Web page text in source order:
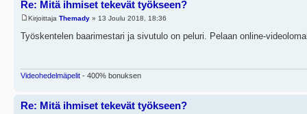
Re: Mitä ihmiset tekevät työkseen?
Kirjoittaja Themady » 13 Joulu 2018, 18:36
Työskentelen baarimestari ja sivutulo on peluri. Pelaan online-
Videohedelmäpelit - 400% bonuksen
Re: Mitä ihmiset tekevät työkseen?